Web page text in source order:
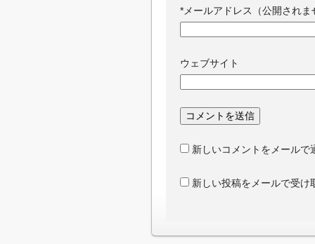
* メールアドレス（公開されま
ウェブサイト
新しいコメントをメールで
新しい投稿をメールで受け